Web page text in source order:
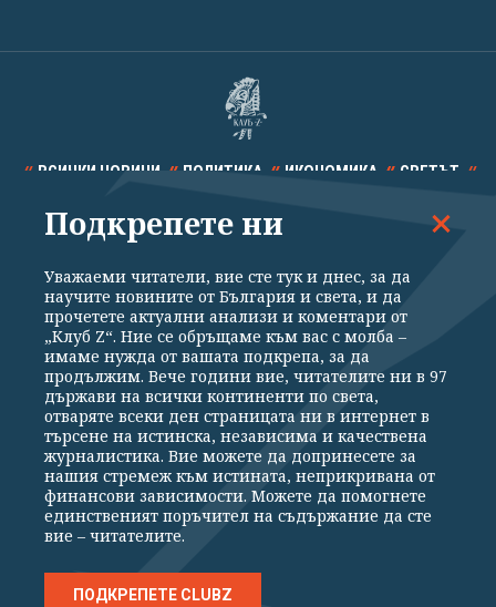
ВСИЧКИ НОВИНИ ПОЛИТИКА ИКОНОМИКА СВЕТЪТ
СПОРТ КУЛТУРА ТЕХНОЛОГИИ КАЛЕЙДОСКОП
Общи условия
Политика за поверителност
Реклама
Партньори Контакти
За Клуб Z
Екип
Подкрепете ни
Издател на www.clubz.bg е „Клуб Зебра Медия“ ЕООД, София, ул. "Алеко
Константинов" 3. Всички права запазени 2026 „Клуб Зебра Медия“
Препечатването на материали, снимки и видео от www.clubz.bg без
разрешение ще бъде преследвано по съдебен път, съгласно
Подкрепете ни
Уважаеми читатели, вие сте тук и днес, за да
научите новините от България и света, и да
прочетете актуални анализи и коментари от
„Клуб Z“. Ние се обръщаме към вас с молба –
имаме нужда от вашата подкрепа, за да
продължим. Вече години вие, читателите ни в 97
държави на всички континенти по света,
отваряте всеки ден страницата ни в интернет в
търсене на истинска, независима и качествена
журналистика. Вие можете да допринесете за
нашия стремеж към истината, неприкривана от
финансови зависимости. Можете да помогнете
единственият поръчител на съдържание да сте
вие – читателите.
ПОДКРЕПЕТЕ CLUBZ